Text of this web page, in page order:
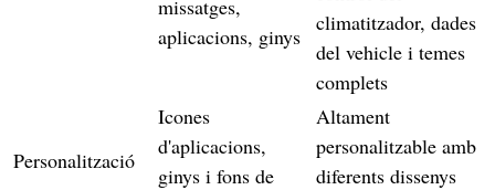
missatges,
aplicacions, ginys
climatitzador, dades
del vehicle i temes
complets
Personalització
Icones
d'aplicacions,
ginys i fons de
Altament
personalitzable amb
diferents dissenys